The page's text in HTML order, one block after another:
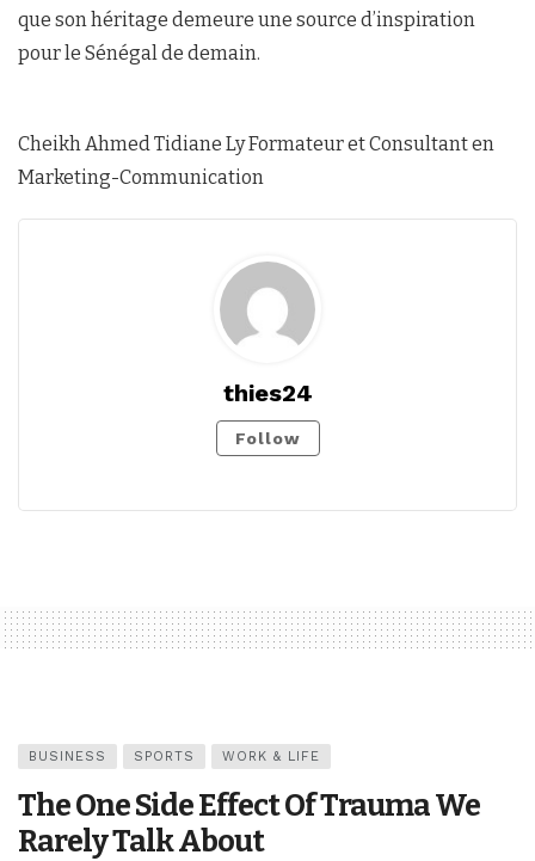
que son héritage demeure une source d’inspiration
pour le Sénégal de demain.
Cheikh Ahmed Tidiane Ly Formateur et Consultant en
Marketing-Communication
thies24
Follow
BUSINESS SPORTS WORK & LIFE
The One Side Effect Of Trauma We
Rarely Talk About